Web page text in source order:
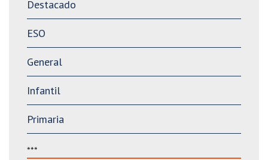
Destacado
ESO
General
Infantil
Primaria
***